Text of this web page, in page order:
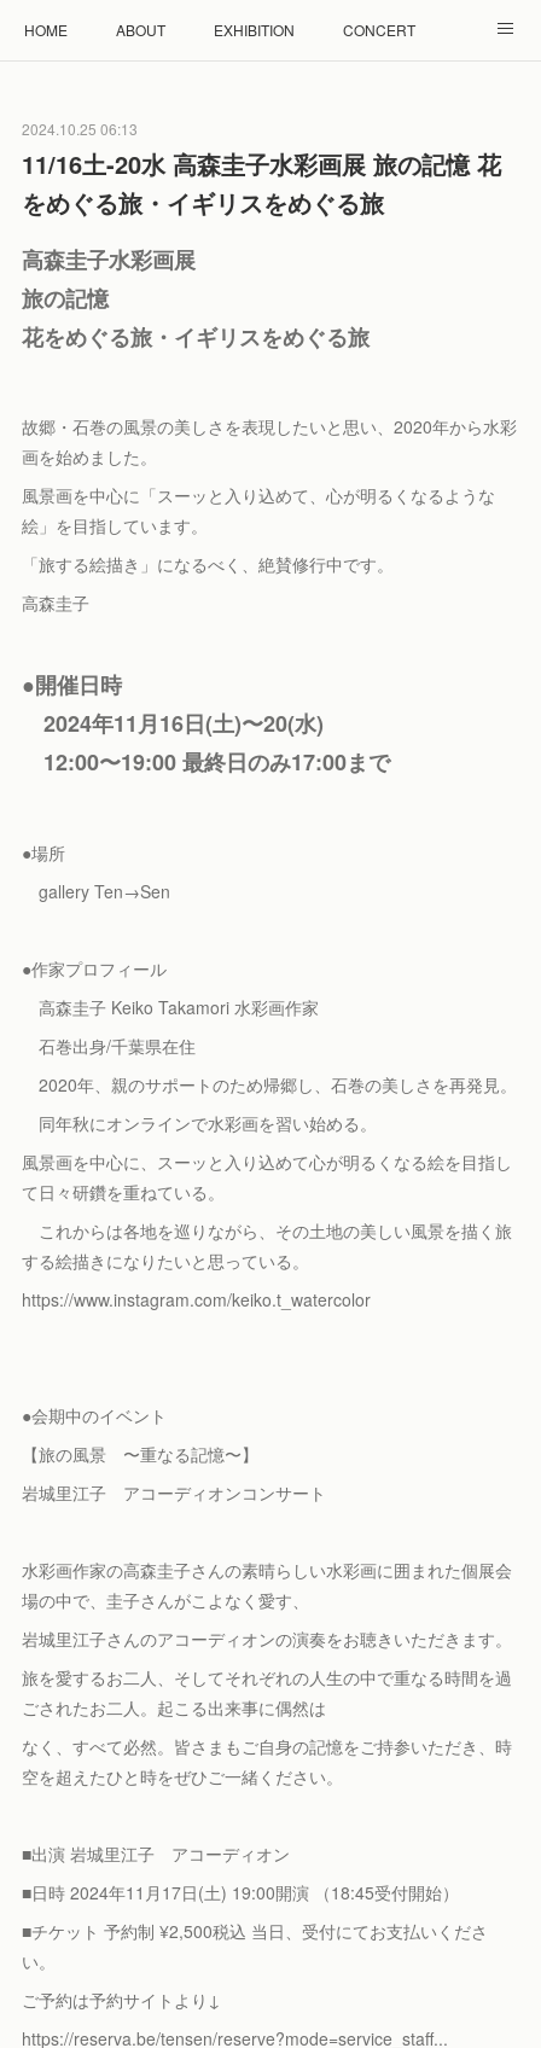
HOME ABOUT EXHIBITION CONCERT
ACCESS Facebook Instagram
2024.10.25 06:13
11/16土-20水 高森圭子水彩画展 旅の記憶 花
をめぐる旅・イギリスをめぐる旅
高森圭子水彩画展
旅の記憶
花をめぐる旅・イギリスをめぐる旅
故郷・石巻の風景の美しさを表現したいと思い、2020年から水彩
画を始めました。
風景画を中心に「スーッと入り込めて、心が明るくなるような
絵」を目指しています。
「旅する絵描き」になるべく、絶賛修行中です。
高森圭子
●開催日時
2024年11月16日(土)〜20(水)
12:00〜19:00 最終日のみ17:00まで
●場所
gallery Ten→Sen
●作家プロフィール
高森圭子 Keiko Takamori 水彩画作家
石巻出身/千葉県在住
2020年、親のサポートのため帰郷し、石巻の美しさを再発見。
同年秋にオンラインで水彩画を習い始める。
風景画を中心に、スーッと入り込めて心が明るくなる絵を目指し
て日々研鑽を重ねている。
これからは各地を巡りながら、その土地の美しい風景を描く旅
する絵描きになりたいと思っている。
https://www.instagram.com/keiko.t_watercolor
●会期中のイベント
【旅の風景 〜重なる記憶〜】
岩城里江子 アコーディオンコンサート
水彩画作家の高森圭子さんの素晴らしい水彩画に囲まれた個展会
場の中で、圭子さんがこよなく愛す、
岩城里江子さんのアコーディオンの演奏をお聴きいただきます。
旅を愛するお二人、そしてそれぞれの人生の中で重なる時間を過
ごされたお二人。起こる出来事に偶然は
なく、すべて必然。皆さまもご自身の記憶をご持参いただき、時
空を超えたひと時をぜひご一緒ください。
■出演 岩城里江子 アコーディオン
■日時 2024年11月17日(土) 19:00開演 （18:45受付開始）
■チケット 予約制 ¥2,500税込 当日、受付にてお支払いくださ
い。
ご予約は予約サイトより↓
https://reserva.be/tensen/reserve?mode=service_staff...